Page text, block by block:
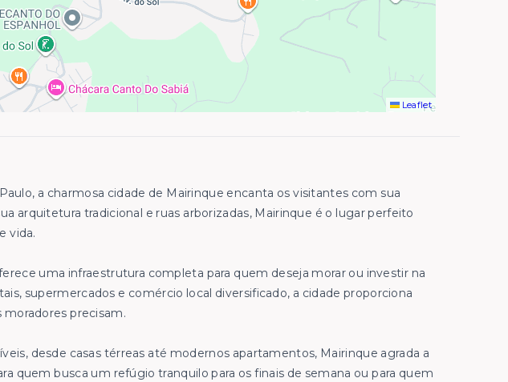
Leaflet
a charmosa cidade de Mairinque encanta os visitantes com sua
arquitetura tradicional e ruas arborizadas, Mairinque é o lugar perfeito
vida.
uma infraestrutura completa para quem deseja morar ou investir na
supermercados e comércio local diversificado, a cidade proporciona
precisam.
desde casas térreas até modernos apartamentos, Mairinque agrada a
quem busca um refúgio tranquilo para os finais de semana ou para quem